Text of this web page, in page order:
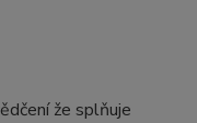
že splňuje